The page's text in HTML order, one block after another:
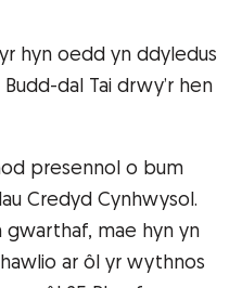
hyn oedd yn ddyledus
dal Tai drwy’r hen
presennol o bum
Credyd Cynhwysol.
gwarthaf, mae hyn yn
ar ôl yr wythnos